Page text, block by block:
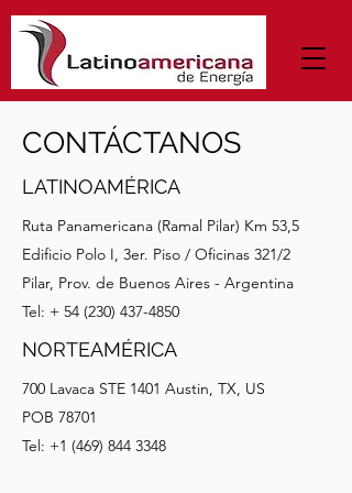
CONTÁCTANOS
LATINOAMÉRICA
Ruta Panamericana (Ramal Pilar) Km 53,5
Edificio Polo I, 3er. Piso / Oficinas 321/2
Pilar, Prov. de Buenos Aires - Argentina
Tel: + 54 (230) 437-4850
NORTEAMÉRICA
700 Lavaca STE 1401 Austin, TX, US
POB 78701
Tel: +1 (469) 844 3348